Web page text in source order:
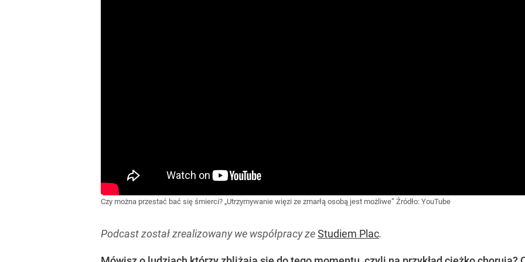
Czy można przestać bać się śmierci? „Utrzymywanie więzi ze zmarłą osobą jest możliwe” Źródło: YouTube
Podcast został zrealizowany we współpracy zeStudiem Plac.